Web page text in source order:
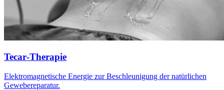
Tecar‑Therapie
Elektromagnetische Energie zur Beschleunigung der natürlichen
Gewebereparatur.